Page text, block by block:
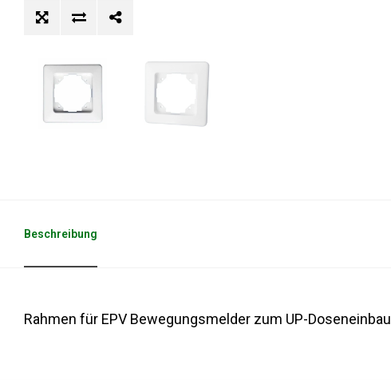
Beschreibung
Rahmen für EPV Bewegungsmelder zum UP-Doseneinbau